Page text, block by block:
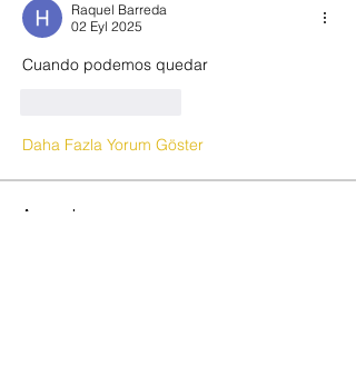
Raquel Barreda
02 Eyl 2025
Cuando podemos quedar
Daha Fazla Yorum Göster
Acerca de